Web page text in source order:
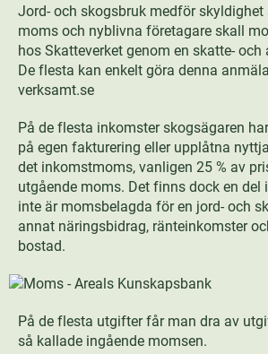
Jord- och skogsbruk medför skyldighet
moms och nyblivna företagare skall
hos Skatteverket genom en skatte-
De flesta kan enkelt göra denna
verksamt.se
På de flesta inkomster skogsägaren
på egen fakturering eller upplåtna
det inkomstmoms, vanligen 25 % av
utgående moms. Det finns dock en del
inte är momsbelagda för en jord- och
annat näringsbidrag, ränteinkomster
bostad.
På de flesta utgifter får man dra av
så kallade ingående momsen.